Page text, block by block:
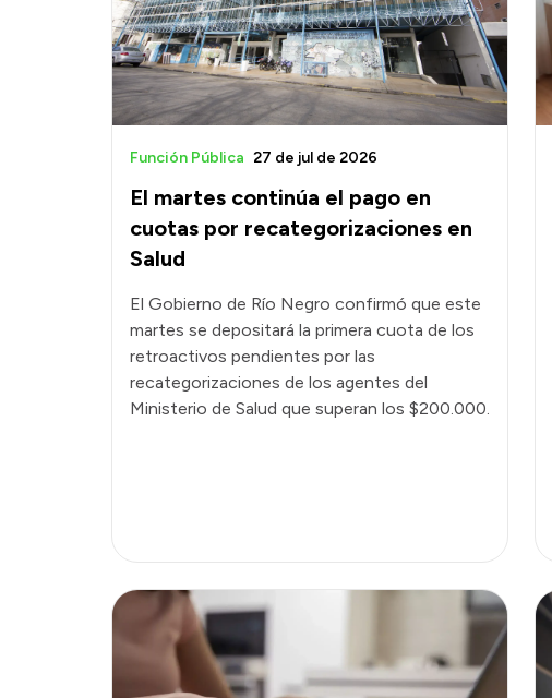
El martes continúa el pago en
cuotas por recategorizaciones en
Salud
Función Pública 27 de jul de 2026
El Gobierno de Río Negro confirmó que este
martes se depositará la primera cuota de los
retroactivos pendientes por las
recategorizaciones de los agentes del
Ministerio de Salud que superan los $200.000.